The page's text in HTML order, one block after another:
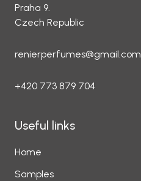
Praha 9.
Czech Republic
renierperfumes@gmail.com
+420 773 879 704
Useful links
Home
Samples